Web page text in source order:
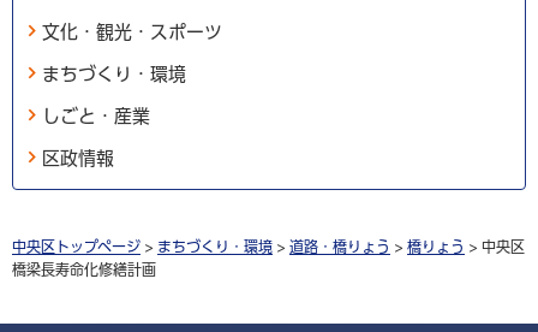
文化・観光・スポーツ
まちづくり・環境
しごと・産業
区政情報
中央区トップページ > まちづくり・環境 > 道路・橋りょう > 橋りょう > 中央区
橋梁長寿命化修繕計画